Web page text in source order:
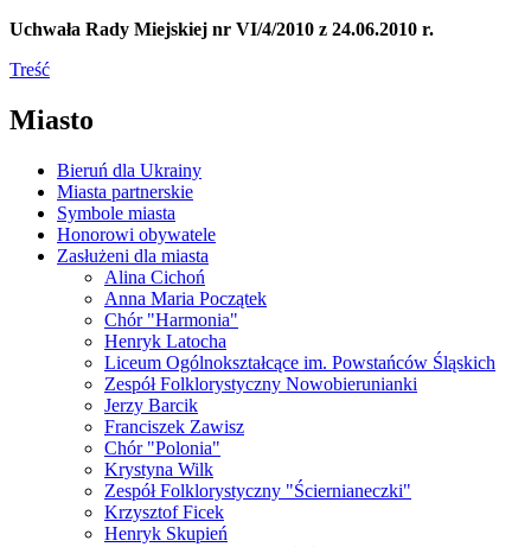
Uchwała Rady Miejskiej nr VI/4/2010 z 24.06.2010 r.
Treść
Miasto
Bieruń dla Ukrainy
Miasta partnerskie
Symbole miasta
Honorowi obywatele
Zasłużeni dla miasta
Alina Cichoń
Anna Maria Początek
Chór "Harmonia"
Henryk Latocha
Liceum Ogólnokształcące im. Powstańców Śląskich
Zespół Folklorystyczny Nowobierunianki
Jerzy Barcik
Franciszek Zawisz
Chór "Polonia"
Krystyna Wilk
Zespół Folklorystyczny "Ściernianeczki"
Krzysztof Ficek
Henryk Skupień